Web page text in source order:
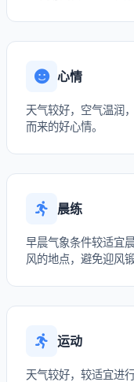
心情
天气较好，空气温润
而来的好心情。
晨练
早晨气象条件较适宜
风的地点，避免迎风锻
运动
天气较好，较适宜进